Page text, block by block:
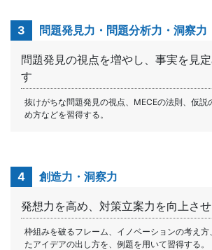
3 問題発見力・問題分析力・洞察力
問題発見の視点を増やし、事実を見
す
抜けがちな問題発見の視点、MECEの法則、仮説
め方などを習得する。
4 創造力・洞察力
発想力を高め、対策立案力を向上さ
枠組みを破るフレーム、イノベーションの考え方
たアイデアの出し方を、例題を用いて習得する。